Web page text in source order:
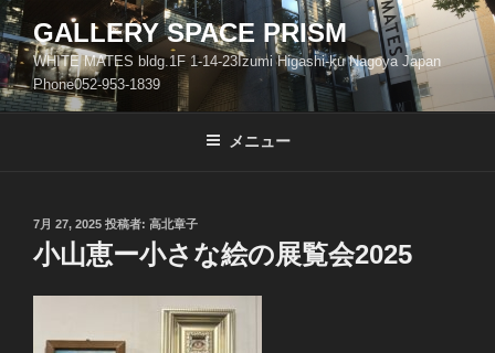
コ
ン
テ
ン
ツ
GALLERY SPACE PRISM
WHITE MATES bldg.1F 1-14-23Izumi Higashi-ku Nagoya Japan
Phone052-953-1839
メニュー
投
日:
7月 27, 2025 投稿者: 高北章子
小山恵ー小さな絵の展覧会2025